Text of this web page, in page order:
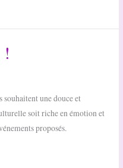
!
une douce et
soit riche en émotion et
proposés.